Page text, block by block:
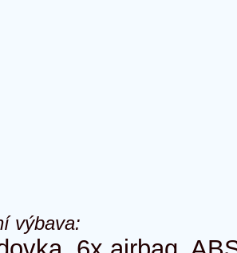
výbava: